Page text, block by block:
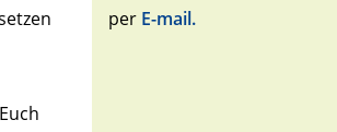
per E-mail.